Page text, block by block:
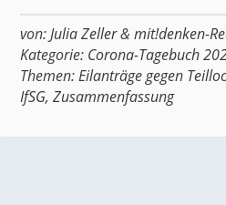
von:Julia Zeller&mit!denken-
Kategorie: Corona-Tagebuch
Themen:Eilanträge gegen
IfSG,Zusammenfassung